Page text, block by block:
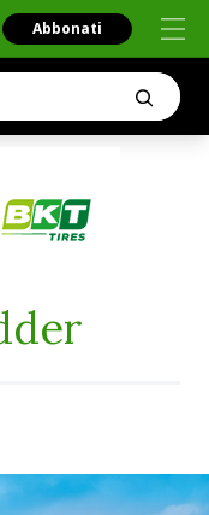
Abbonati